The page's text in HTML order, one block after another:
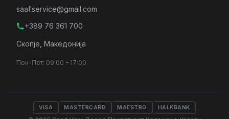
saaf.service@gmail.com
+389 76 361 700
Скопје, Македонија
Пон-Пет: 09:00 - 17:00
VISA MASTERCARD MAESTRO HALKBANK